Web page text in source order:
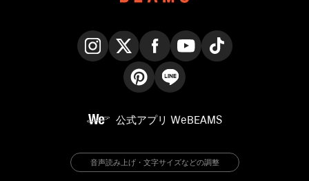
公式アプリ WeBEAMS
音声読み上げ・文字サイズなどの調整